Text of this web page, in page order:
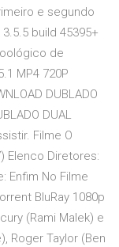
e segundo
build 45395+
de
MP4 720P
DUBLADO
DUAL
Filme O
Elenco Diretores:
Enfim No Filme
BluRay 1080p
(Rami Malek) e
Roger Taylor (Ben